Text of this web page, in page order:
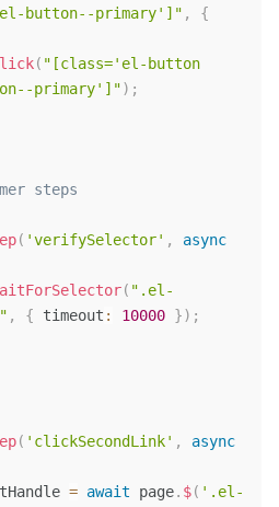
button--primary']" ,
{
( "[class='el-button
primary']") ;
steps
( 'verifySelector' ,
async
( ".el-
, { timeout : 10000 }) ;
( 'clickSecondLink' ,
async
= await page. $( '.el-